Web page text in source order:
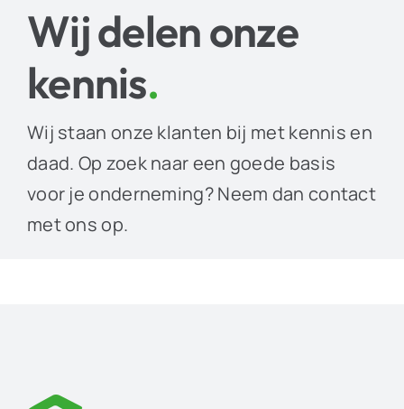
Wij delen onze
kennis.
Wij staan onze klanten bij met kennis en
daad. Op zoek naar een goede basis
voor je onderneming? Neem dan contact
met ons op.